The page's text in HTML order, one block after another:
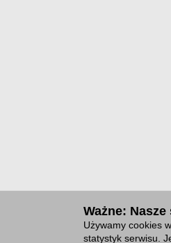
Ważne:
Używamy cookies
statystyk serwisu.